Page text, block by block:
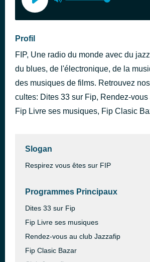
Profil
FIP, Une radio du monde avec du
du blues, de l'électronique, de la
des musiques de films. Retrouvez
cultes: Dites 33 sur Fip, Rendez-
Fip Livre ses musiques, Fip Clasic
Slogan
Respirez vous êtes sur FIP
Programmes Principaux
Dites 33 sur Fip
Fip Livre ses musiques
Rendez-vous au club Jazzafip
Fip Clasic Bazar